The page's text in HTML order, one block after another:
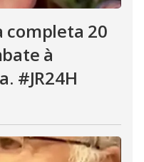
completa 20
à
#JR24H